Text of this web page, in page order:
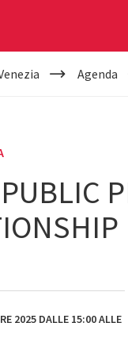
Agenda
2025 DALLE 15:00ALLE